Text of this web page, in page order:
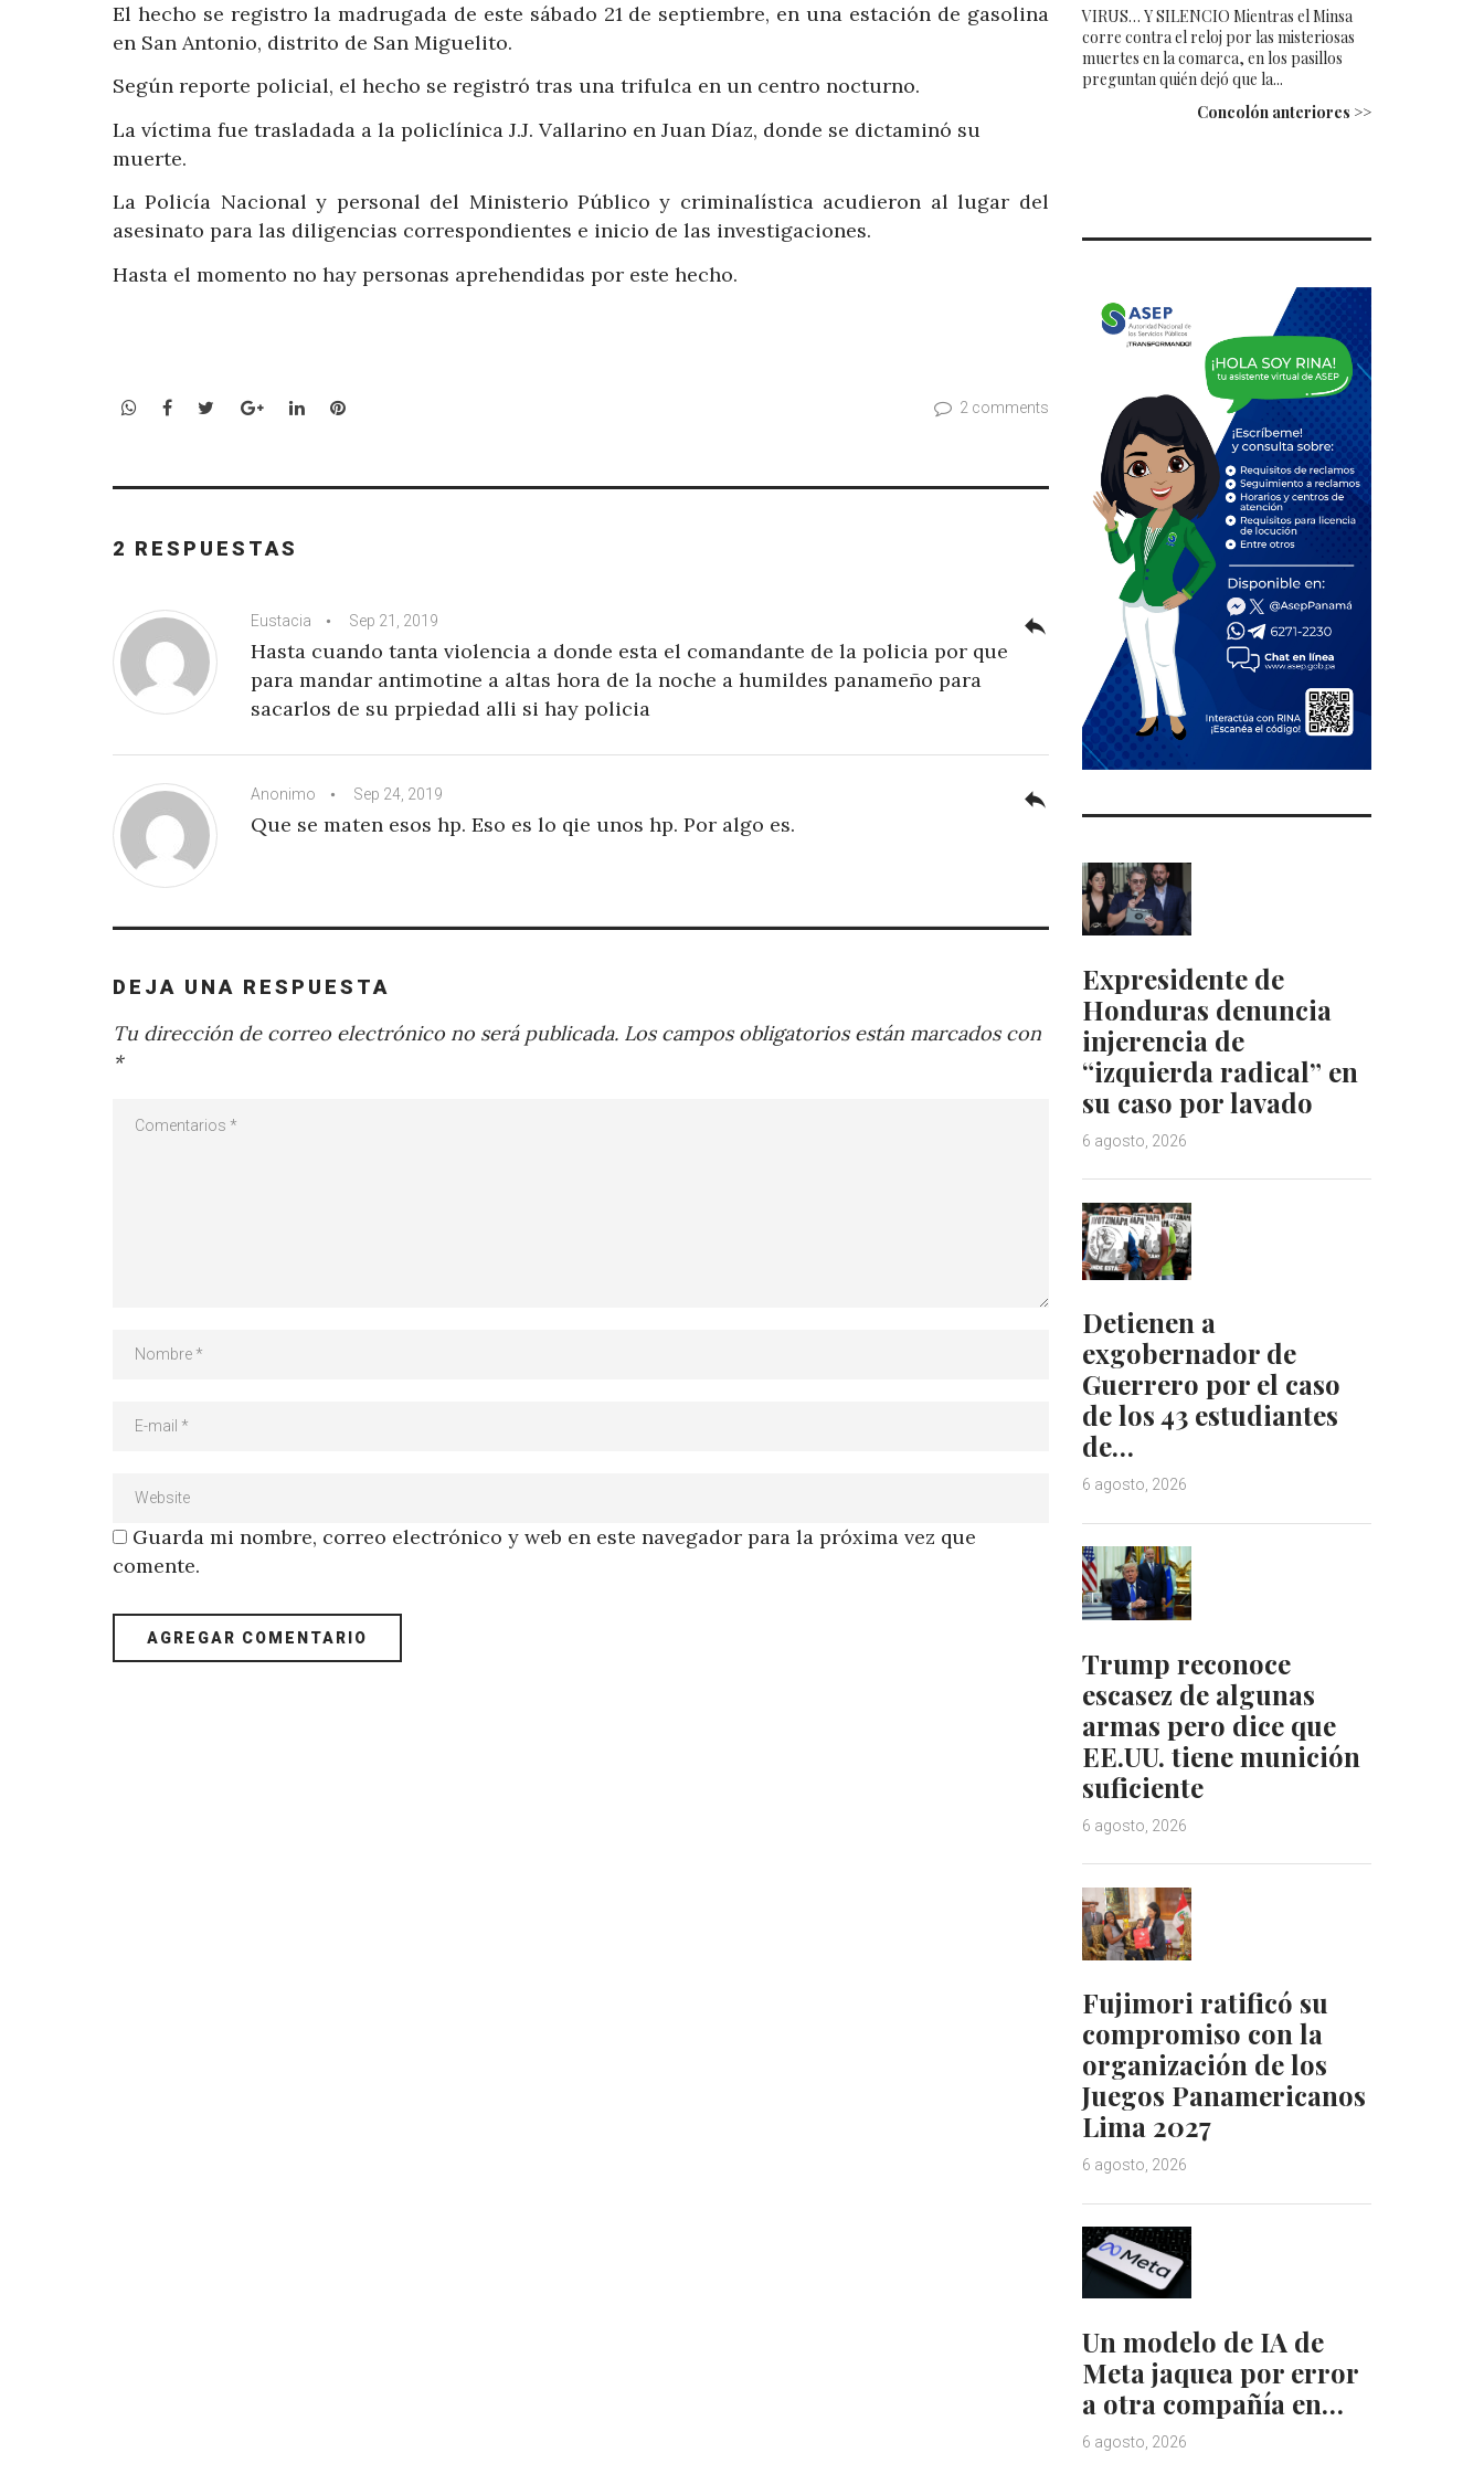
El hecho se registro la madrugada de este sábado 21 de septiembre, en una estación de gasolina
en San Antonio, distrito de San Miguelito.
Según reporte policial, el hecho se registró tras una trifulca en un centro nocturno.
La víctima fue trasladada a la policlínica J.J. Vallarino en Juan Díaz, donde se dictaminó su
muerte.
La Policía Nacional y personal del Ministerio Público y criminalística acudieron al lugar del
asesinato para las diligencias correspondientes e inicio de las investigaciones.
Hasta el momento no hay personas aprehendidas por este hecho.
WhatsApp
Facebook
TwitterGoogle+LinkedInPinterest 2 comments
2 RESPUESTAS
Eustacia Sep 21, 2019
Hasta cuando tanta violencia a donde esta el comandante de la policia por que
para mandar antimotine a altas hora de la noche a humildes panameño para
sacarlos de su prpiedad alli si hay policia
reply
Anonimo Sep 24, 2019
Que se maten esos hp. Eso es lo qie unos hp. Por algo es.
reply
DEJA UNA RESPUESTA
Tu dirección de correo electrónico no será publicada. Los campos obligatorios están marcados con
*
Guarda mi nombre, correo electrónico y web en este navegador para la próxima vez que
comente.
VIRUS… Y SILENCIO Mientras el Minsa
corre contra el reloj por las misteriosas
muertes en la comarca, en los pasillos
preguntan quién dejó que la...
Concolón anteriores >>
Expresidente de
Honduras denuncia
injerencia de
“izquierda radical” en
su caso por lavado
6 agosto, 2026
Detienen a
exgobernador de
Guerrero por el caso
de los 43 estudiantes
de…
6 agosto, 2026
Trump reconoce
escasez de algunas
armas pero dice que
EE.UU. tiene munición
suficiente
6 agosto, 2026
Fujimori ratificó su
compromiso con la
organización de los
Juegos Panamericanos
Lima 2027
6 agosto, 2026
Un modelo de IA de
Meta jaquea por error
a otra compañía en…
6 agosto, 2026